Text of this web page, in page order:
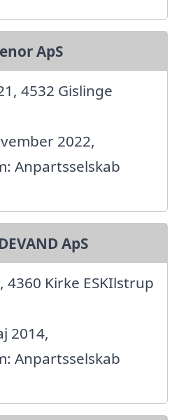
ApS
4532 Gislinge
2022,
Anpartsselskab
ApS
4360 Kirke ESKIlstrup
2014,
Anpartsselskab